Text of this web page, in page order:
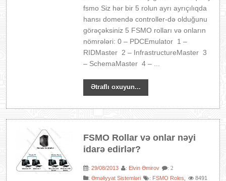
fsmo Siz hər bir 5 rolun ayrı ayrıçılıqda
hansı domendə controller-də olduğunu
görəçəksiniz 5 FSMO rolları və onların
nömrələri: 0 – PDCEmulator 1 –
RIDMaster 2 – InfrastructureMaster 3
– SchemaMaster 4 – ...
Ətraflı oxuyun...
FSMO Rollar və onlar nəyi
idarə edirlər?
:29/08/2013 : Elvin Əmirov : 2
:Əməliyyat Sistemləri : FSMO Roles 8491